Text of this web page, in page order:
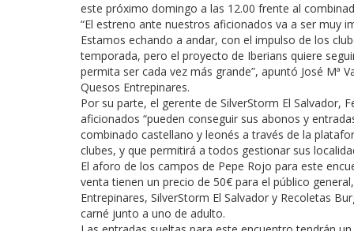
este próximo domingo a las 12.00 frente al
“El estreno ante nuestros aficionados va a ser muy
Estamos echando a andar, con el impulso de los
temporada, pero el proyecto de Iberians quiere
permita ser cada vez más grande”, apuntó José Mª
Quesos Entrepinares.
Por su parte, el gerente de SilverStorm El Salvador,
aficionados “pueden conseguir sus abonos y
combinado castellano y leonés a través de la
clubes, y que permitirá a todos gestionar sus
El aforo de los campos de Pepe Rojo para este
venta tienen un precio de 50€ para el público
Entrepinares, SilverStorm El Salvador y Recoletas
carné junto a uno de adulto.